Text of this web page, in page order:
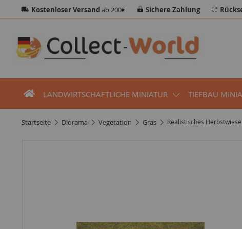
Kostenloser Versandab 200€ Sichere Zahlung
LANDWIRTSCHAFTLICHE MINIATUR TIEFBAU
startseite diorama vegetation gras Realistisches